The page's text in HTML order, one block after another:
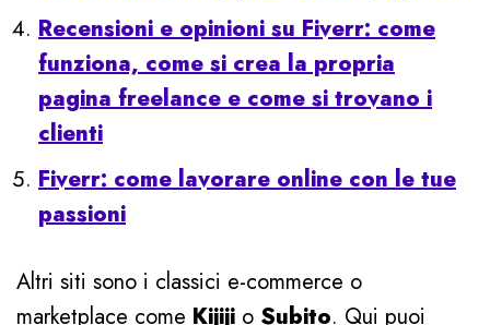
Recensioni e opinioni su Fiverr: come
funziona, come si crea la propria
pagina freelance e come si trovano i
clienti
Fiverr: come lavorare online con le tue
passioni
Altri siti sono i classici e-commerce o
marketplace come Kijiji o Subito. Qui puoi